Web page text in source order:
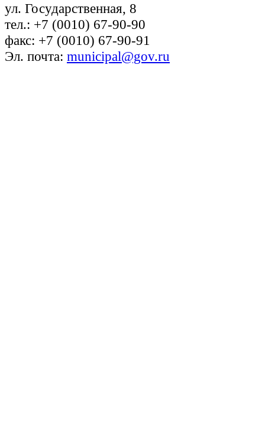
ул. Государственная, 8
тел.: +7 (0010) 67-90-90
факс: +7 (0010) 67-90-91
Эл. почта: municipal@gov.ru